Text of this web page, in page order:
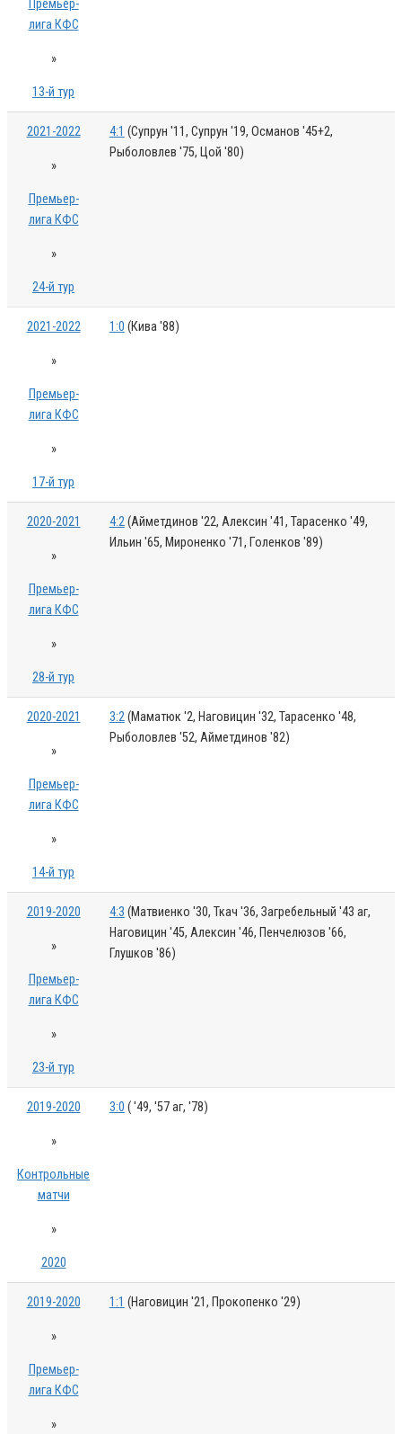
Премьер-
лига КФС
»
13-й тур
2021-2022
»
Премьер-
лига КФС
»
24-й тур
4:1 (Супрун '11, Супрун '19, Османов '45+2,
Рыболовлев '75, Цой '80)
2021-2022
»
Премьер-
лига КФС
»
17-й тур
1:0 (Кива '88)
2020-2021
»
Премьер-
лига КФС
»
28-й тур
4:2(Айметдинов '22, Алексин '41, Тарасенко '49,
Ильин '65, Мироненко '71, Голенков '89)
2020-2021
»
Премьер-
лига КФС
»
14-й тур
3:2(Маматюк '2, Наговицин '32, Тарасенко '48,
Рыболовлев '52, Айметдинов '82)
2019-2020
»
Премьер-
лига КФС
»
23-й тур
4:3 (Матвиенко '30, Ткач '36, Загребельный '43 аг,
Наговицин '45, Алексин '46, Пенчелюзов '66,
Глушков '86)
2019-2020
»
Контрольные
матчи
»
2020
3:0 ( '49, '57 аг, '78)
2019-2020
»
Премьер-
лига КФС
»
1:1 (Наговицин '21, Прокопенко '29)